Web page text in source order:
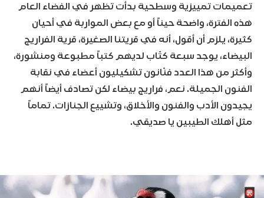
تعميمات تمييزية وسطحية بدأت تظهر في الفضاء العام
هذه الفترة، واضحة حيناً أو مع بعض المواربة في أحيان
كثيرة، يلزم أن أقول، أنه في قريتنا الصغيرة، قرية الفراريج
البيضاء، يوجد سبعة كتّاب لديهم كتباً مطبوعة ومنشورة،
وأكثر من هذا العدد فنّانون تشكيليون أعضاء في نقابة
الفنون الجميلة. نعم، فراريج بيضاء لكن تصادف أيضاً أنهم
يجيدون الأدب والفنون والأخلاق، وتشييع الجنازات. تماماً
مثل أهلك الطيبين يا صديقي.